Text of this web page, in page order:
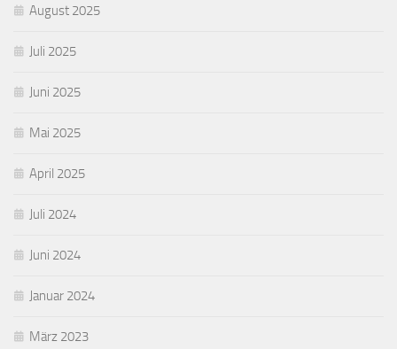
August 2025
Juli 2025
Juni 2025
Mai 2025
April 2025
Juli 2024
Juni 2024
Januar 2024
März 2023